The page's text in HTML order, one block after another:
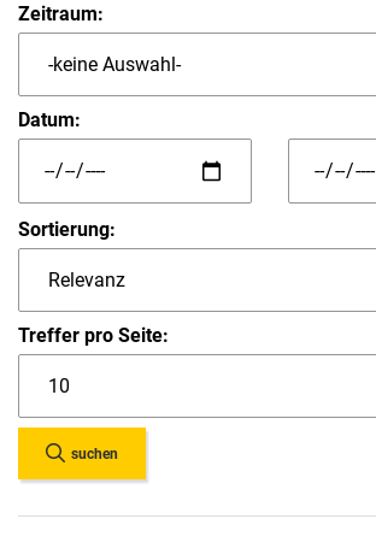
Zeitraum:
Datum:
Sortierung:
Treffer pro Seite:
suchen